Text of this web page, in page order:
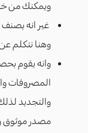
ويمكنك من
غير انه
وهنا نتكلم
وانه يقوم
المصروفات
والتجديد
مصدر موثوق